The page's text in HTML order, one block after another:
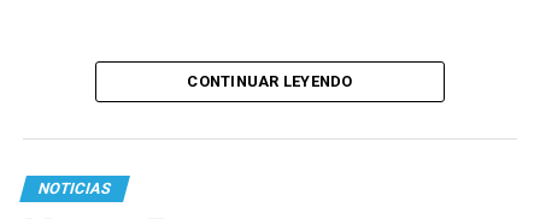
CONTINUAR LEYENDO
NOTICIAS